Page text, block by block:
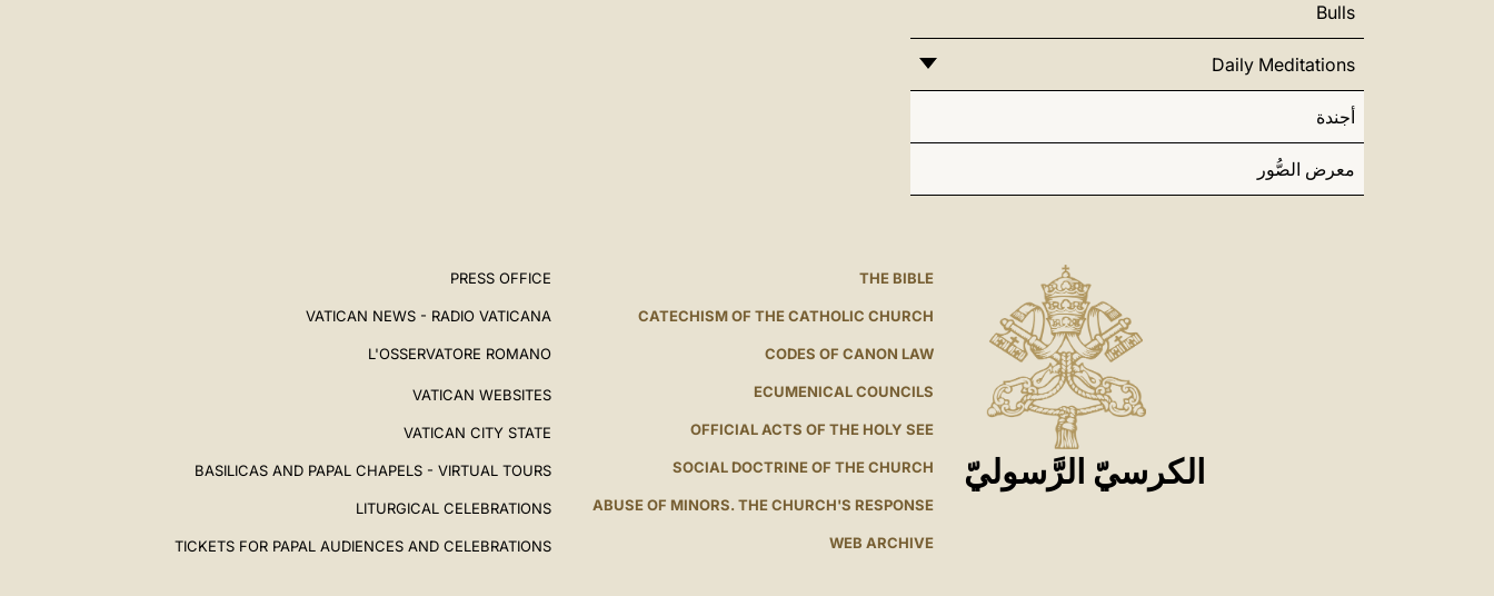
Bulls
Daily Meditations
أجندة
معرض الصُّور
الكرسيّ الرَّسوليّ
THE BIBLE
CATECHISM OF THE CATHOLIC CHURCH
CODES OF CANON LAW
ECUMENICAL COUNCILS
OFFICIAL ACTS OF THE HOLY SEE
SOCIAL DOCTRINE OF THE CHURCH
ABUSE OF MINORS. THE CHURCH'S RESPONSE
WEB ARCHIVE
PRESS OFFICE
VATICAN NEWS - RADIO VATICANA
L'OSSERVATORE ROMANO
VATICAN WEBSITES
VATICAN CITY STATE
BASILICAS AND PAPAL CHAPELS - VIRTUAL TOURS
LITURGICAL CELEBRATIONS
TICKETS FOR PAPAL AUDIENCES AND CELEBRATIONS